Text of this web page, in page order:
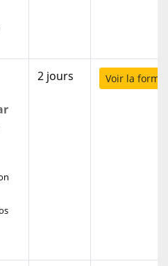
2 jours Voir la